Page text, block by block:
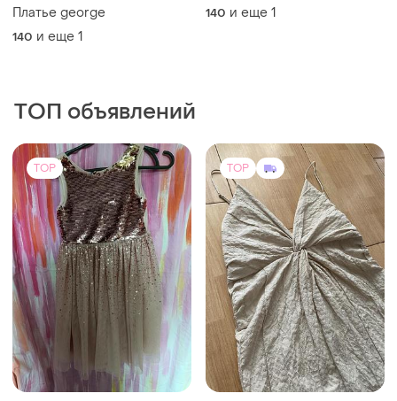
Платье george
140 и еще 1
140 и еще 1
ТОП объявлений
TOP TOP